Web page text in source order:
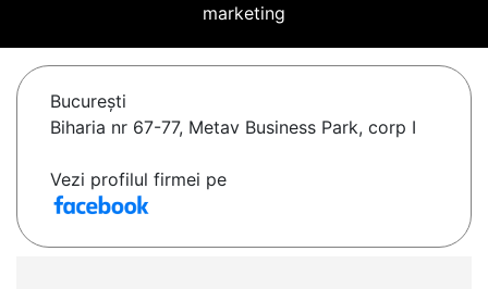
marketing
Bucureşti
Biharia nr 67-77, Metav Business Park, corp I
Vezi profilul firmei pe